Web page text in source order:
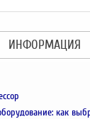
ИНФОРМАЦИЯ
как